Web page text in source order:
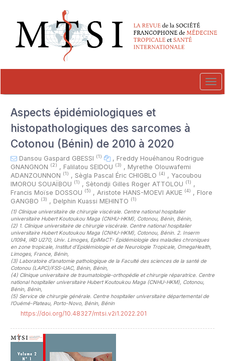
##plugins.themes.novelty.accessible_menu.main_navigation##
##plugins.themes.novelty.accessible_menu.main_content##
##plugins.themes.novelty.accessible_menu.sidebar##
Aspects épidémiologiques et
histopathologiques des sarcomes à
Cotonou (Bénin) de 2010 à 2020
Dansou Gaspard GBESSI (1) , Freddy Houéhanou Rodrigue
GNANGNON (2) , Falilatou SEIDOU (3) , Myrethe Olouwafemi
ADANZOUNNON (1) , Sègla Pascal Éric CHIGBLO (4) , Yacoubou
IMOROU SOUAÏBOU (1) , Sètondji Gilles Roger ATTOLOU (1) ,
Francis Moïse DOSSOU (5) , Aristote HANS-MOEVI AKUE (4) , Flore
GANGBO (3) , Delphin Kuassi MEHINTO (1)
(1) Clinique universitaire de chirurgie viscérale. Centre national hospitalier
universitaire Hubert Koutoukou Maga (CNHU-HKM), Cotonou, Bénin, Bénin
(2) 1. Clinique universitaire de chirurgie viscérale. Centre national hospitalier
universitaire Hubert Koutoukou Maga (CNHU-HKM), Cotonou, Bénin. 2. Inserm
U1094, IRD U270, Univ. Limoges, EpiMaCT- Epidémiologie des maladies chroniques
en zone tropicale, Institut d’Epidémiologie et de Neurologie Tropicale, OmegaHealth,
Limoges, France, Bénin
(3) Laboratoire d’anatomie pathologique de la Faculté des sciences de la santé de
Cotonou (LAPC)/FSS-UAC, Bénin, Bénin
(4) Clinique universitaire de traumatologie-orthopédie et chirurgie réparatrice. Centre
national hospitalier universitaire Hubert Koutoukou Maga (CNHU-HKM), Cotonou,
Bénin, Bénin
(5) Service de chirurgie générale. Centre hospitalier universitaire départemental de
l’Ouémé-Plateau, Porto-Novo, Bénin, Bénin
https://doi.org/10.48327/mtsi.v2i1.2022.201